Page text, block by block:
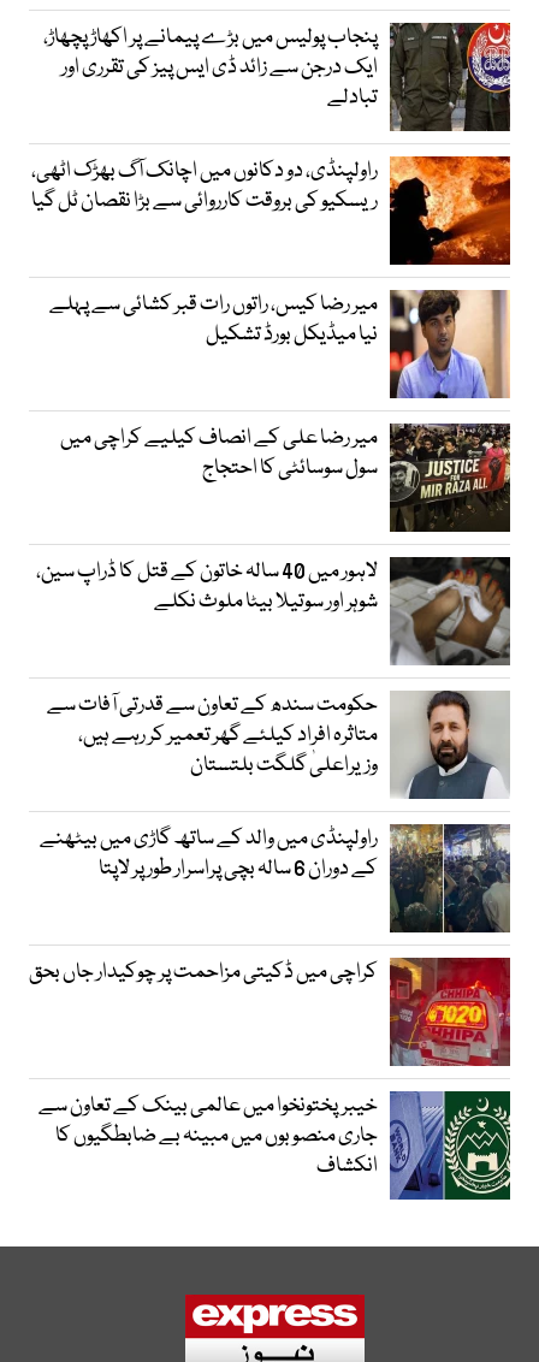
پنجاب پولیس میں بڑے پیمانے پر اکھاڑ پچھاڑ،
ایک درجن سے زائد ڈی ایس پیز کی تقرری اور
تبادلے
راولپنڈی، دو دکانوں میں اچانک آگ بھڑک اٹھی،
ریسکیو کی بروقت کارروائی سے بڑا نقصان ٹل گیا
میر رضا کیس، راتوں رات قبر کشائی سے پہلے
نیا میڈیکل بورڈ تشکیل
میر رضا علی کے انصاف کیلیے کراچی میں
سول سوسائٹی کا احتجاج
لاہور میں 40 سالہ خاتون کے قتل کا ڈراپ سین،
شوہر اور سوتیلا بیٹا ملوث نکلے
حکومت سندھ کے تعاون سے قدرتی آفات سے
متاثرہ افراد کیلئے گھر تعمیر کر رہے ہیں،
وزیراعلیٰ گلگت بلتستان
راولپنڈی میں والد کے ساتھ گاڑی میں بیٹھنے
کے دوران 6 سالہ بچی پراسرار طور پر لاپتا
کراچی میں ڈکیتی مزاحمت پر چوکیدار جاں بحق
خیبرپختونخوا میں عالمی بینک کے تعاون سے
جاری منصوبوں میں مبینہ بے ضابطگیوں کا
انکشاف